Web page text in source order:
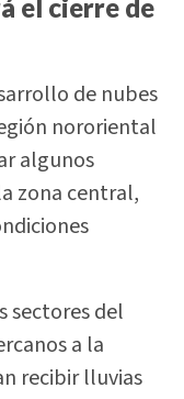
el cierre de
de nubes
nororiental
algunos
zona central,
sectores del
a la
recibir lluvias